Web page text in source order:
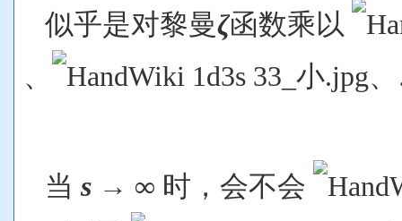
似乎是对黎曼ζ函数乘以
、
当 s → ∞ 时，会不会